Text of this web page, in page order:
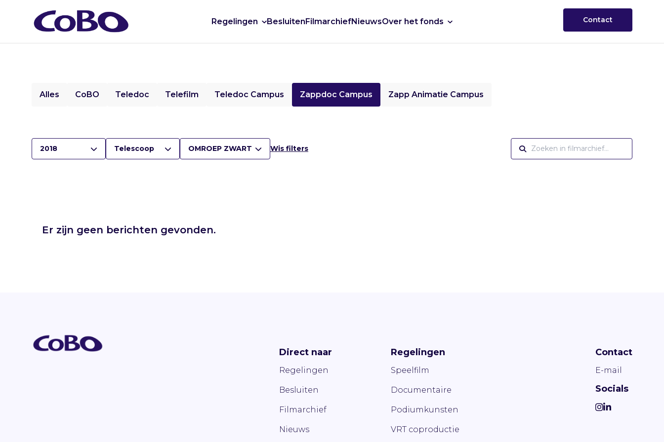
Regelingen BesluitenFilmarchiefNieuwsOver het fonds Contact
Alles CoBO Teledoc Telefilm Teledoc Campus Zappdoc Campus Zapp Animatie Campus
2018 Telescoop OMROEP ZWART Wis filters
Er zijn geen berichten gevonden.
Direct naar
Regelingen
Besluiten
Filmarchief
Nieuws
Regelingen
Speelfilm
Documentaire
Podiumkunsten
VRT coproductie
Contact
E-mail
Socials